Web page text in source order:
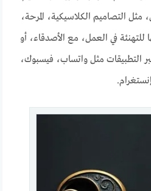
التصاميم الكلاسيكية، المرحة،
في العمل، مع الأصدقاء، أو
التطبيقات مثل واتساب، فيسبوك،